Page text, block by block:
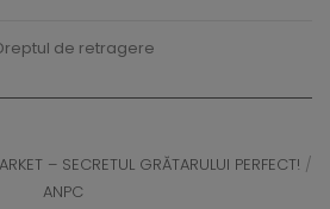
de retragere
– SECRETUL GRĂTARULUI PERFECT! /
ANPC